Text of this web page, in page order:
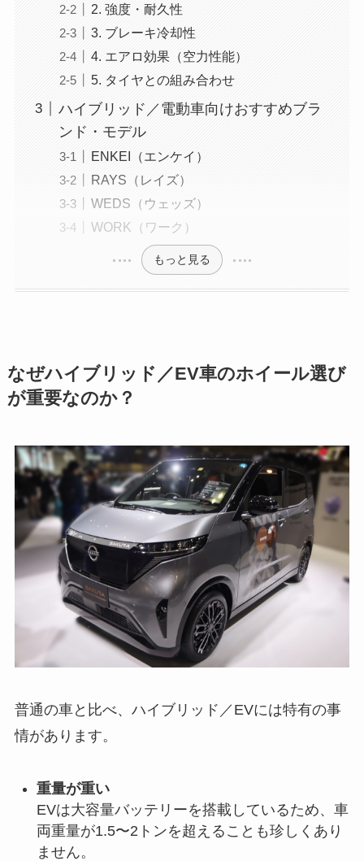
2. 強度・耐久性
3. ブレーキ冷却性
4. エアロ効果（空力性能）
5. タイヤとの組み合わせ
ハイブリッド／電動車向けおすすめブラ
ンド・モデル
ENKEI（エンケイ）
RAYS（レイズ）
WEDS（ウェッズ）
WORK（ワーク）
もっと見る
なぜハイブリッド／EV車のホイール選び
が重要なのか？
普通の車と比べ、ハイブリッド／EVには特有の事
情があります。
重量が重い
EVは大容量バッテリーを搭載しているため、車
両重量が1.5〜2トンを超えることも珍しくあり
ません。